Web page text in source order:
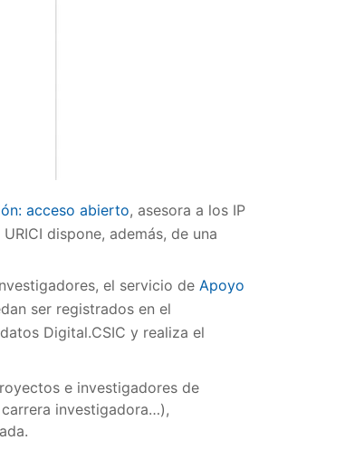
acceso abierto, asesora a los IP
dispone, además, de una
el servicio de Apoyo
ser registrados en el
Digital.CSIC y realiza el
e investigadores de
investigadora…),